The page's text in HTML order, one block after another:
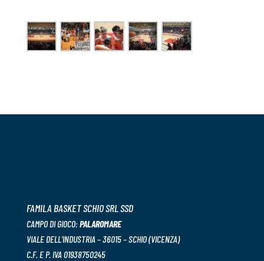
FAMILA BASKET SCHIO SRL SSD
CAMPO DI GIOCO:PALAROMARE
VIALE DELL’INDUSTRIA – 36015 – SCHIO (VICENZA)
C.F. E P. IVA 01938750245